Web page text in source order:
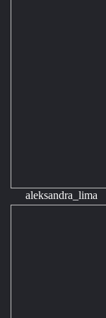
aleksandra_lima